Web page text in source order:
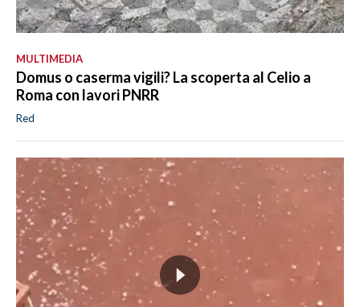
MULTIMEDIA
Domus o caserma vigili? La scoperta al Celio a
Roma con lavori PNRR
Red